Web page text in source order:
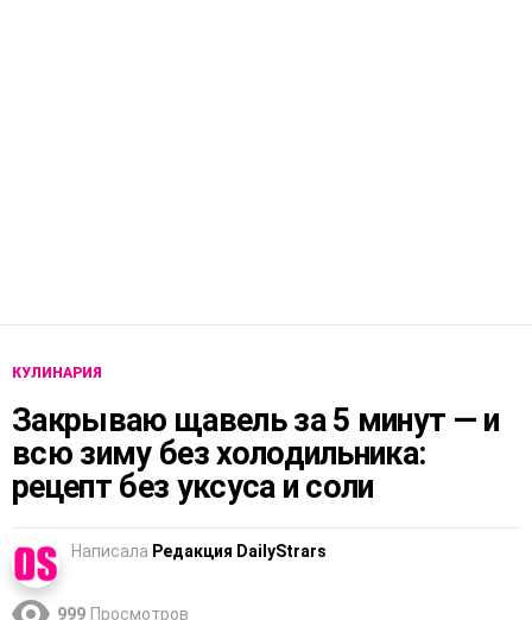
КУЛИНАРИЯ
Закрываю щавель за 5 минут — и
всю зиму без холодильника:
рецепт без уксуса и соли
Написала Редакция DailyStrars
999 Просмотров